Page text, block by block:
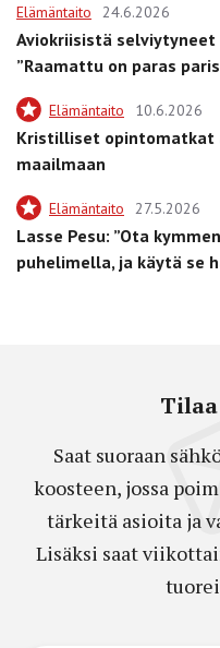
Elämäntaito 24.6.2026
Aviokriisistä selviytyneet
”Raamattu on paras
Elämäntaito 10.6.2026
Kristilliset opintomatkat
maailmaan
Elämäntaito 27.5.2026
Lasse Pesu: ”Ota
puhelimella, ja käytä se
Saat suoraan
koosteen, jossa
tärkeitä asioita ja
Lisäksi saat